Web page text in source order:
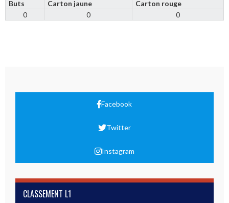
Buts Carton jaune
Carton rouge
0
0 0
Facebook
Twitter
Instagram
CLASSEMENT L1